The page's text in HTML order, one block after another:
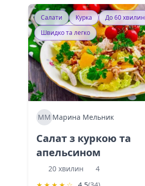
Салати Курка
До 60 хвилин
Швидко та легко
ММ Марина Мельник
Салат з куркою та
апельсином
20 хвилин
4